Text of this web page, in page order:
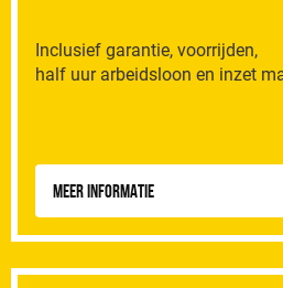
Inclusief garantie, voorrijden,
half uur arbeidsloon en inzet
Meer informatie